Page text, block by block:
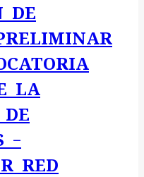
DE
LA
–
RED